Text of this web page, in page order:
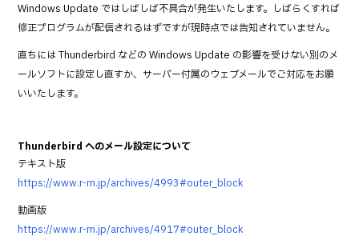
Windows Update ではしばしば不具合が発生いたします。しばらくすれば
修正プログラムが配信されるはずですが現時点では告知されていません。
直ちには Thunderbird などの Windows Update の影響を受けない別のメ
ールソフトに設定し直すか、サーバー付属のウェブメールでご対応をお願
いいたします。
Thunderbird へのメール設定について
テキスト版
https://www.r-m.jp/archives/4993#outer_block
動画版
https://www.r-m.jp/archives/4917#outer_block